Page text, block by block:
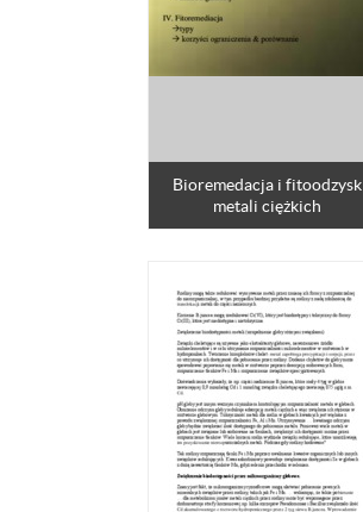
Bioremedacja i fitoodzysk
metali ciężkich